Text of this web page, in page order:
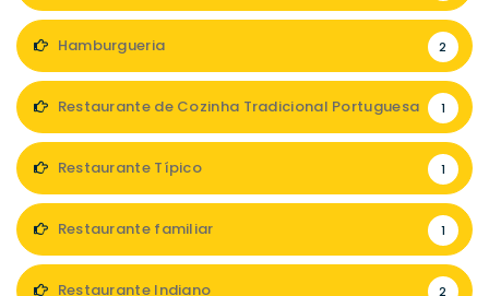
Hamburgueria 2
Restaurante de Cozinha Tradicional Portuguesa 1
Restaurante Típico 1
Restaurante familiar 1
Restaurante Indiano 2